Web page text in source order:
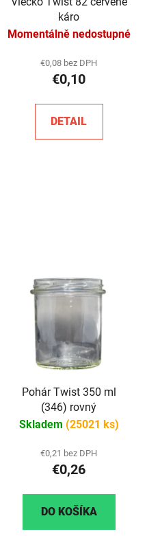
káro
Momentálně nedostupné
€0,08 bez DPH
€0,10
DETAIL
Pohár Twist 350 ml
(346) rovný
Skladem (25021 ks)
€0,21 bez DPH
€0,26
DO KOŠÍKA